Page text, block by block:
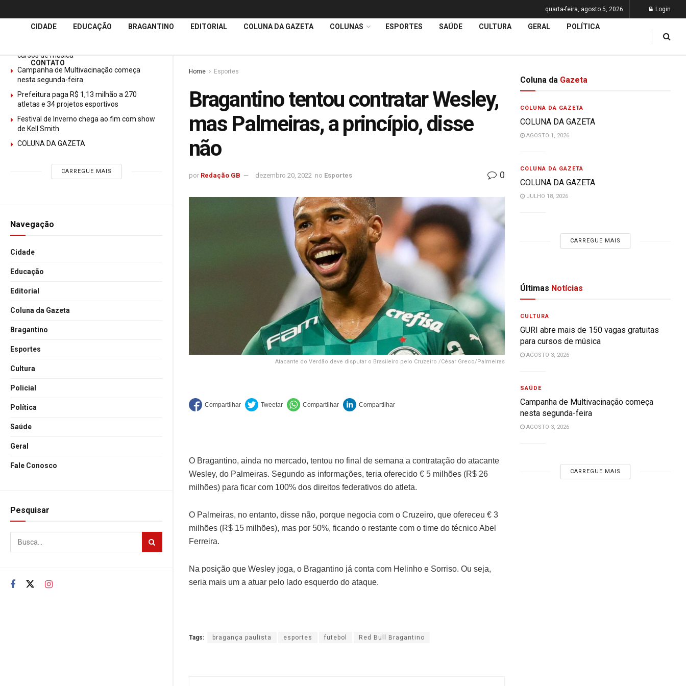
ÚltimasNotícias
cursos de música
Campanha de Multivacinação começa
nesta segunda-feira
Prefeitura paga R$ 1,13 milhão a 270
atletas e 34 projetos esportivos
Festival de Inverno chega ao fim com show
de Kell Smith
COLUNA DA GAZETA
CARREGUE MAIS
Navegação
Cidade
Educação
Editorial
Coluna da Gazeta
Bragantino
Esportes
Cultura
Policial
Política
Saúde
Geral
Fale Conosco
Pesquisar
quarta-feira, agosto 5, 2026 Login
CIDADE EDUCAÇÃO BRAGANTINO EDITORIAL COLUNA DA GAZETA COLUNAS ESPORTES SAÚDE CULTURA GERAL POLÍTICA
CONTATO
Home Esportes
Bragantino tentou contratar Wesley,
mas Palmeiras, a princípio, disse
não
por Redação GB dezembro 20, 2022 no Esportes 0
Atacante do Verdão deve disputar o Brasileiro pelo Cruzeiro /César Greco/Palmeiras
O Bragantino, ainda no mercado, tentou no final de semana a contratação do atacante
Wesley, do Palmeiras. Segundo as informações, teria oferecido € 5 milhões (R$ 26
milhões) para ficar com 100% dos direitos federativos do atleta.
O Palmeiras, no entanto, disse não, porque negocia com o Cruzeiro, que ofereceu € 3
milhões (R$ 15 milhões), mas por 50%, ficando o restante com o time do técnico Abel
Ferreira.
Na posição que Wesley joga, o Bragantino já conta com Helinho e Sorriso. Ou seja,
seria mais um a atuar pelo lado esquerdo do ataque.
Tags: bragança paulista esportes futebol Red Bull Bragantino
Coluna da Gazeta
COLUNA DA GAZETA
COLUNA DA GAZETA
AGOSTO 1, 2026
COLUNA DA GAZETA
COLUNA DA GAZETA
JULHO 18, 2026
CARREGUE MAIS
Últimas Notícias
CULTURA
GURI abre mais de 150 vagas gratuitas
para cursos de música
AGOSTO 3, 2026
SAÚDE
Campanha de Multivacinação começa
nesta segunda-feira
AGOSTO 3, 2026
CARREGUE MAIS